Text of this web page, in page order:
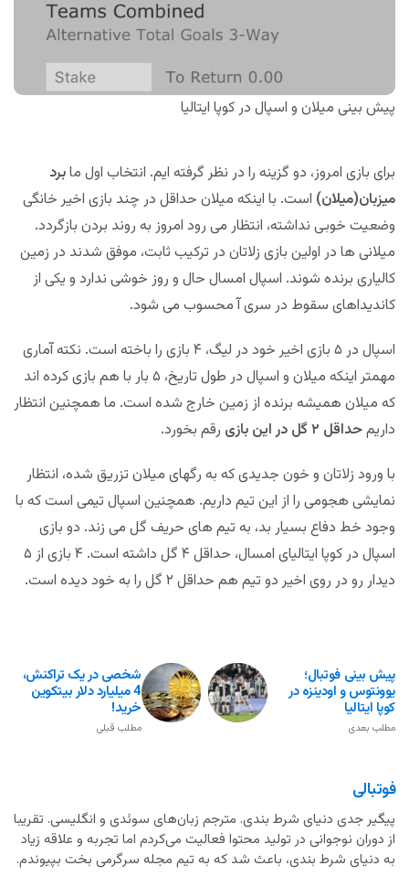
پیش بینی میلان و اسپال در کوپا ایتالیا
برای بازی امروز، دو گزینه را در نظر گرفته ایم. انتخاب اول مابرد
میزبان(میلان) است. با اینکه میلان حداقل در چند بازی اخیر خانگی
وضعیت خوبی نداشته، انتظار می رود امروز به روند بردن بازگردد.
میلانی ها در اولین بازی زلاتان در ترکیب ثابت، موفق شدند در زمین
کالیاری برنده شوند. اسپال امسال حال و روز خوشی ندارد و یکی از
کاندیداهای سقوط در سری آ محسوب می شود.
اسپال در ۵ بازی اخیر خود در لیگ، ۴ بازی را باخته است. نکته آماری
مهمتر اینکه میلان و اسپال در طول تاریخ، ۵ بار با هم بازی کرده اند
که میلان همیشه برنده از زمین خارج شده است. ما همچنین انتظار
داریمحداقل ۲ گل در این بازی
رقم بخورد.
با ورود زلاتان و خون جدیدی که به رگهای میلان تزریق شده، انتظار
نمایشی هجومی را از این تیم داریم. همچنین اسپال تیمی است که با
وجود خط دفاع بسیار بد، به تیم های حریف گل می زند. دو بازی
اسپال در کوپا ایتالیای امسال، حداقل ۴ گل داشته است. ۴ بازی از ۵
دیدار رو در روی اخیر دو تیم هم حداقل ۲ گل را به خود دیده است.
شخصی در یک تراکنش،
4 میلیارد دلار بیتکوین
خرید!
مطلب قبلی
پیش بینی فوتبال؛
یوونتوس و اودینزه در
کوپا ایتالیا
مطلب بعدی
فوتبالی
پیگیر جدی دنیای شرط بندی. مترجم زبان‌های سوئدی و انگلیسی. تقریبا
از دوران نوجوانی در تولید محتوا فعالیت می‌کردم اما تجربه و علاقه زیاد
به دنیای شرط بندی، باعث شد که به تیم مجله سرگرمی بخت بپیوندم.